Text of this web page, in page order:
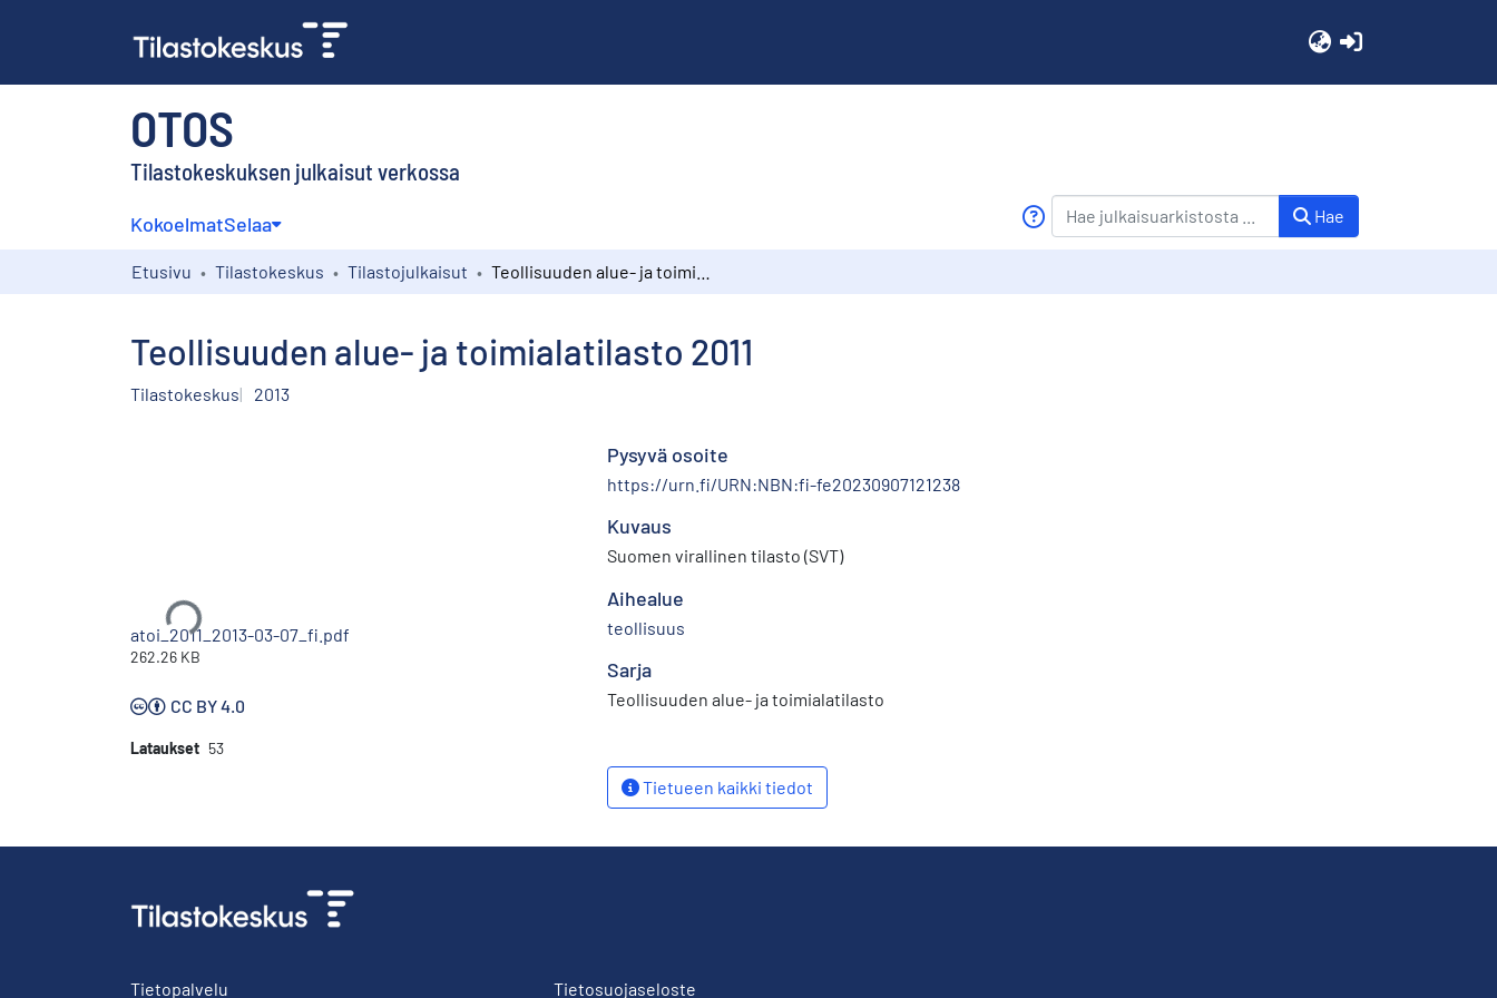
OTOS
Tilastokeskuksen julkaisut verkossa
KokoelmatSelaa Hae
Etusivu Tilastokeskus Tilastojulkaisut
Teollisuuden alue- ja toimialatilasto 2011
Tilastokeskus 2013
Ladataan...
atoi_2011_2013-03-07_fi.pdf
262.26 KB
CC BY 4.0
Lataukset 53
Pysyvä osoite
https://urn.fi/URN:NBN:fi-fe20230907121238
Kuvaus
Suomen virallinen tilasto (SVT)
Aihealue
teollisuus
Sarja
Teollisuuden alue- ja toimialatilasto
Tietueen kaikki tiedot
Tietopalvelu Tietosuojaseloste